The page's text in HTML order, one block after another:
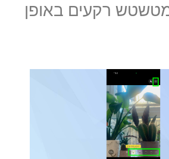
מטשטש רקעים באופן